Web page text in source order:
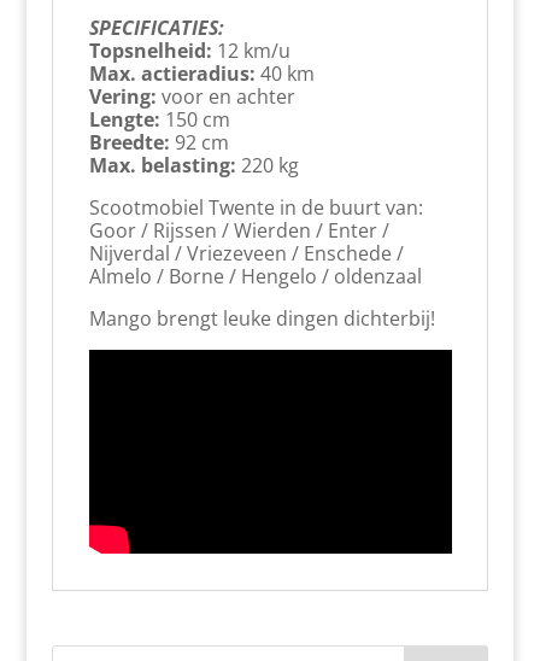
SPECIFICATIES:
Topsnelheid: 12 km/u
Max. actieradius: 40 km
Vering: voor en achter
Lengte: 150 cm
Breedte: 92 cm
Max. belasting: 220 kg
Scootmobiel Twente in de buurt van:
Goor / Rijssen / Wierden / Enter /
Nijverdal / Vriezeveen / Enschede /
Almelo / Borne / Hengelo / oldenzaal
Mango brengt leuke dingen dichterbij!